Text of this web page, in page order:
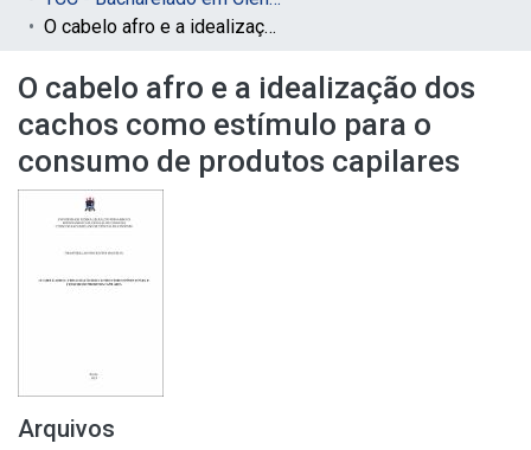
O cabelo afro e a idealização dos cachos como estímulo para o consumo de produtos capilares
O cabelo afro e a idealização dos
cachos como estímulo para o
consumo de produtos capilares
Arquivos